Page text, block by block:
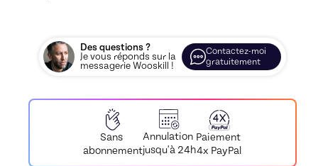
Des questions ?
Je vous réponds sur la
messagerie Wooskill !
Contactez-moi
gratuitement
Sans
abonnement
Annulation
jusqu'à 24h
Paiement
4x PayPal